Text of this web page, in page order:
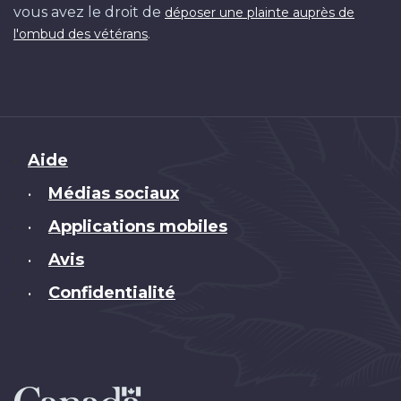
vous avez le droit de déposer une plainte auprès de
l'ombud des vétérans.
Brand
Aide
• Médias sociaux
• Applications mobiles
• Avis
• Confidentialité